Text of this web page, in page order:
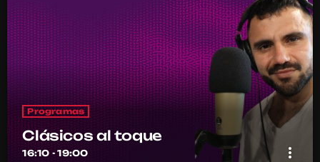
Programas
Clásicos al toque
16:10 - 19:00 more_vert